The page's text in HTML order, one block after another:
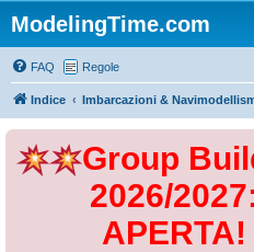
ModelingTime.com
FAQ Regole
Indice Imbarcazioni &
Group
2026/
APERTA!